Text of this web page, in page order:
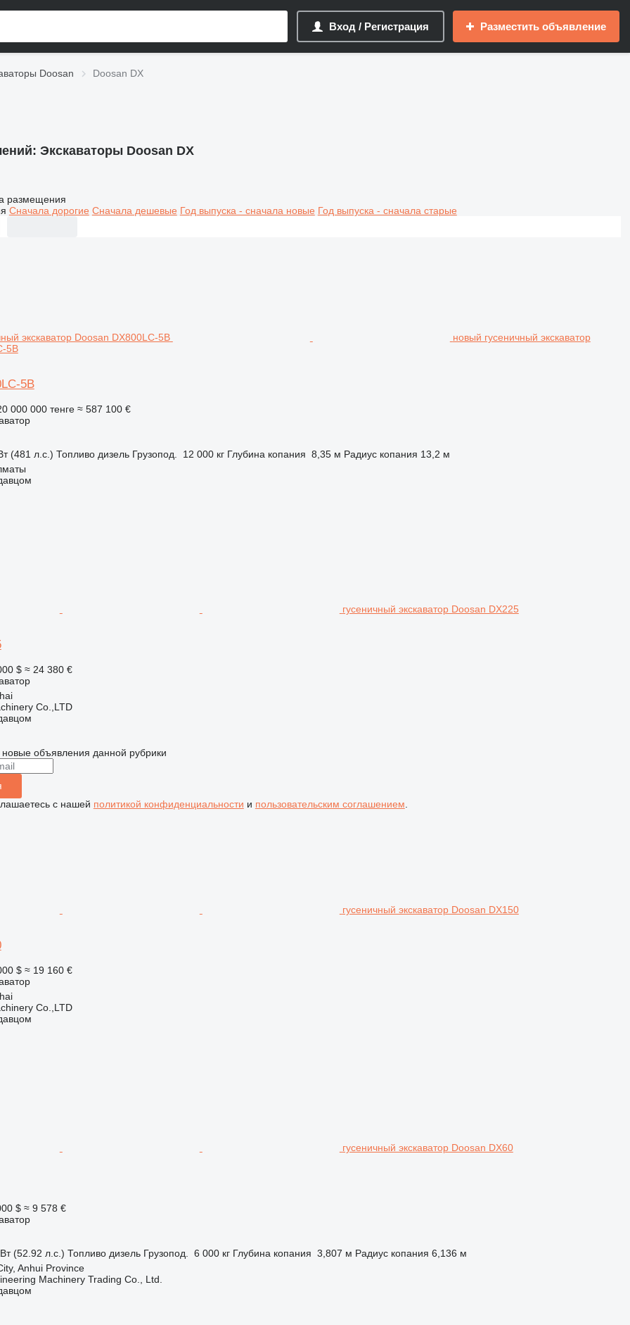
Вход / Регистрация Разместить объявление
Doosan Doosan DX
Экскаваторы Doosan DX
размещения
Сначала дорогие Сначала дешевые Год выпуска - сначала новые Год выпуска - сначала старые
новый гусеничный экскаватор
5B
5B
000 000 тенге ≈ 587 100 €
(481 л.с.) Топливо дизель Грузопод. 12 000 кг Глубина копания 8,35 м Радиус копания 13,2 м
гусеничный экскаватор Doosan DX225
$ ≈ 24 380 €
Co.,LTD
объявления данной рубрики
с нашей политикой конфиденциальности и пользовательским соглашением
гусеничный экскаватор Doosan DX150
$ ≈ 19 160 €
Co.,LTD
гусеничный экскаватор Doosan DX60
$ ≈ 9 578 €
(52.92 л.с.) Топливо дизель Грузопод. 6 000 кг Глубина копания 3,807 м Радиус копания 6,136 м
Anhui Province
Machinery Trading Co., Ltd.